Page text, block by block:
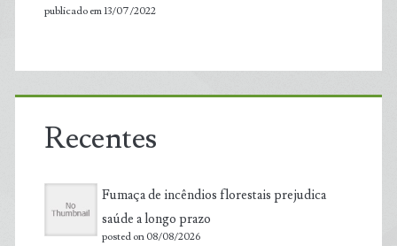
publicado em 13/07/2022
Recentes
Fumaça de incêndios florestais prejudica
saúde a longo prazo
posted on 08/08/2026